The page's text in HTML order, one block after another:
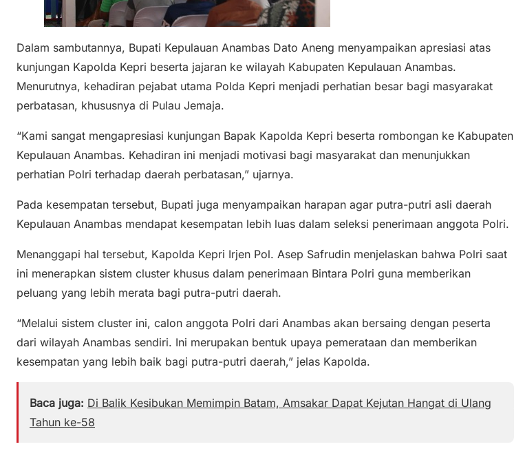
Dalam sambutannya, Bupati Kepulauan Anambas Dato Aneng menyampaikan apresiasi atas
kunjungan Kapolda Kepri beserta jajaran ke wilayah Kabupaten Kepulauan Anambas.
Menurutnya, kehadiran pejabat utama Polda Kepri menjadi perhatian besar bagi masyarakat
perbatasan, khususnya di Pulau Jemaja.
“Kami sangat mengapresiasi kunjungan Bapak Kapolda Kepri beserta rombongan ke Kabupaten
Kepulauan Anambas. Kehadiran ini menjadi motivasi bagi masyarakat dan menunjukkan
perhatian Polri terhadap daerah perbatasan,” ujarnya.
Pada kesempatan tersebut, Bupati juga menyampaikan harapan agar putra-putri asli daerah
Kepulauan Anambas mendapat kesempatan lebih luas dalam seleksi penerimaan anggota Polri.
Menanggapi hal tersebut, Kapolda Kepri Irjen Pol. Asep Safrudin menjelaskan bahwa Polri saat
ini menerapkan sistem cluster khusus dalam penerimaan Bintara Polri guna memberikan
peluang yang lebih merata bagi putra-putri daerah.
“Melalui sistem cluster ini, calon anggota Polri dari Anambas akan bersaing dengan peserta
dari wilayah Anambas sendiri. Ini merupakan bentuk upaya pemerataan dan memberikan
kesempatan yang lebih baik bagi putra-putri daerah,” jelas Kapolda.
Baca juga: Di Balik Kesibukan Memimpin Batam, Amsakar Dapat Kejutan Hangat di Ulang
Tahun ke-58